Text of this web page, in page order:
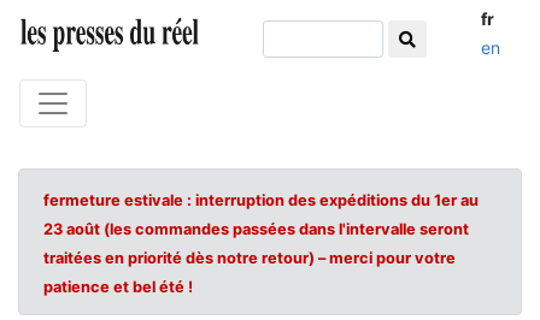
fr
en
fermeture estivale : interruption des expéditions du 1er au
23 août (les commandes passées dans l'intervalle seront
traitées en priorité dès notre retour) – merci pour votre
patience et bel été !